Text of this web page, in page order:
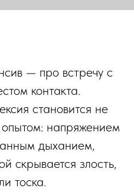
— про встречу с
контакта.
становится не
напряжением
дыханием,
скрывается злость,
тоска.